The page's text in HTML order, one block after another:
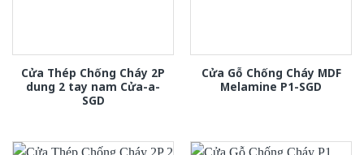
Cửa Thép Chống Cháy 2P
dung 2 tay nam Cửa-a-
SGD
Cửa Gỗ Chống Cháy MDF
Melamine P1-SGD